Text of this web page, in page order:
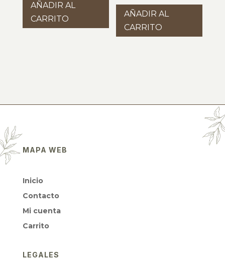
original
era:
actual
AÑADIR AL
CARRITO
precio
original
era:
precio
AÑADIR AL
CARRITO
MAPA WEB
Inicio
Contacto
Mi cuenta
Carrito
LEGALES